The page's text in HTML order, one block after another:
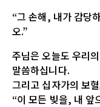
“그 손해, 내가 감당
오.”
주님은 오늘도 우리
말씀하십니다.
그리고 십자가의 보
“이 모든 빚을, 내 앞